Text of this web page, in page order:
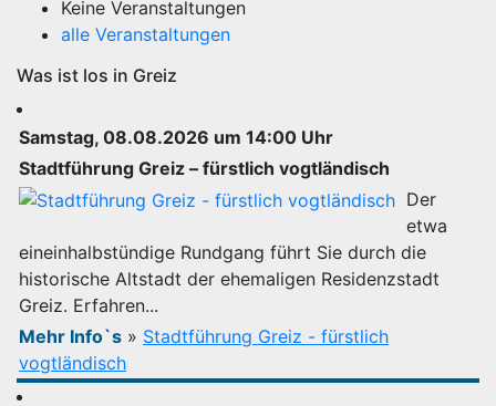
Keine Veranstaltungen
alle Veranstaltungen
Was ist los in Greiz
Samstag, 08.08.2026 um 14:00 Uhr
Stadtführung Greiz – fürstlich vogtländisch
Der
etwa
eineinhalbstündige Rundgang führt Sie durch die
historische Altstadt der ehemaligen Residenzstadt
Greiz. Erfahren...
Mehr Info`s » Stadtführung Greiz - fürstlich
vogtländisch